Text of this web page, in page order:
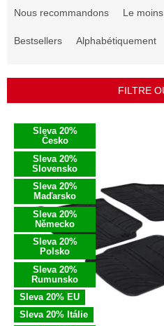
r
Nous recommandons Le
Bestsellers Alphabétiquement
FILTRE
Sleva 20%
Česko
Sleva 20%
Slovensko
Sleva 20%
Maďarsko
Sleva 20%
Německo
Sleva 20%
Polsko
Sleva 20%
Rumunsko
Sleva 20% EU
Sleva 20% Itálie